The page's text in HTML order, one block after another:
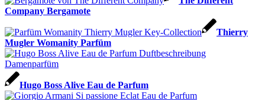
Company Bergamote
Thierry
Mugler Womanity Parfüm
Hugo Boss Alive Eau de Parfum